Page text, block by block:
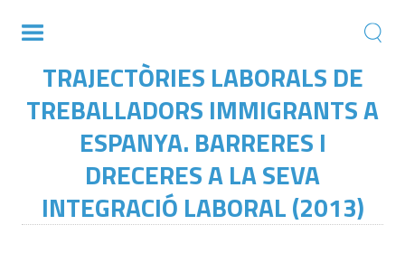
TRAJECTÒRIES LABORALS DE
TREBALLADORS IMMIGRANTS A
ESPANYA. BARRERES I
DRECERES A LA SEVA
INTEGRACIÓ LABORAL (2013)